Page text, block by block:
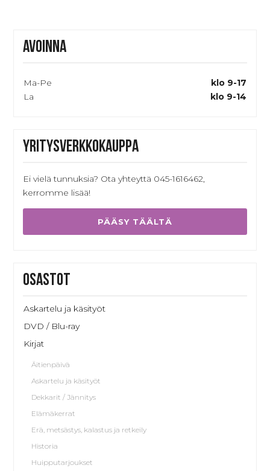
Avoinna
Ma-Pe
klo 9-17
La
klo 9-14
Yritysverkkokauppa
Ei vielä tunnuksia? Ota yhteyttä 045-1616462,
kerromme lisää!
PÄÄSY TÄÄLTÄ
Osastot
Askartelu ja käsityöt
DVD / Blu-ray
Kirjat
Äitienpäivä
Askartelu ja käsityöt
Dekkarit / Jännitys
Elämäkerrat
Erä, metsästys, kalastus ja retkeily
Historia
Huipputarjoukset